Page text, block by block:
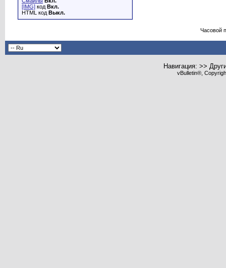
[IMG] код Вкл.
HTML код Выкл.
Часовой
Навигация: >>
vBulletin®,